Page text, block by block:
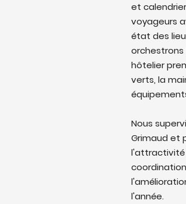
et
voyageurs
état des
hôtelier
verts, la
Nous
Grimaud et
l'attractivité
l'année.